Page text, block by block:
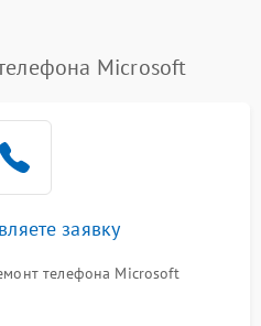
Microsoft
заявку
телефона Microsoft